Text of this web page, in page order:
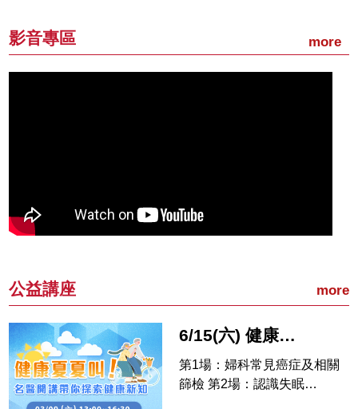
影音專區 more
公益講座 more
6/15(六) 健康公益講座︰健康夏夏叫！名醫開講帶你探索健康新知
第1場：婦科常見癌症及相關
篩檢 第2場：認識失眠…